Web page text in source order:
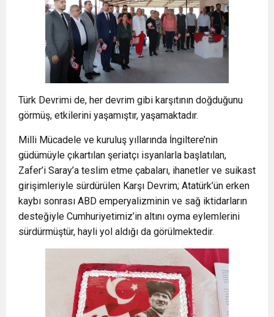
Türk Devrimi de, her devrim gibi karşıtının doğduğunu
görmüş, etkilerini yaşamıştır, yaşamaktadır.
Milli Mücadele ve kuruluş yıllarında İngiltere’nin
güdümüyle çıkartılan şeriatçı isyanlarla başlatılan,
Zafer’i Saray’a teslim etme çabaları, ihanetler ve suikast
girişimleriyle sürdürülen Karşı Devrim; Atatürk’ün erken
kaybı sonrası ABD emperyalizminin ve sağ iktidarların
desteğiyle Cumhuriyetimiz’in altını oyma eylemlerini
sürdürmüştür, hayli yol aldığı da görülmektedir.